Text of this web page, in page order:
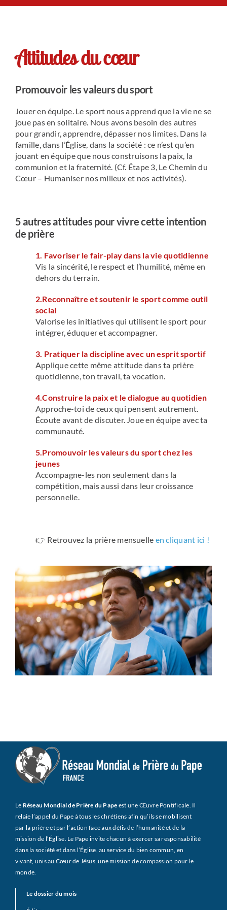
Prière universelle
News
Qui sommes-nous ?
Contact
Attitudes du cœur
Promouvoir les valeurs du sport
Jouer en équipe. Le sport nous apprend que la vie ne se
joue pas en solitaire. Nous avons besoin des autres
pour grandir, apprendre, dépasser nos limites. Dans la
famille, dans l’Église, dans la société : ce n’est qu’en
jouant en équipe que nous construisons la paix, la
communion et la fraternité. (Cf. Étape 3, Le Chemin du
Cœur – Humaniser nos milieux et nos activités).
5 autres attitudes pour vivre cette intention
de prière
1. Favoriser le fair-play dans la vie quotidienne
Vis la sincérité, le respect et l’humilité, même en
dehors du terrain.
2.Reconnaître et soutenir le sport comme outil
social
Valorise les initiatives qui utilisent le sport pour
intégrer, éduquer et accompagner.
3. Pratiquer la discipline avec un esprit sportif
Applique cette même attitude dans ta prière
quotidienne, ton travail, ta vocation.
4.Construire la paix et le dialogue au quotidien
Approche-toi de ceux qui pensent autrement.
Écoute avant de discuter. Joue en équipe avec ta
communauté.
5.Promouvoir les valeurs du sport chez les
jeunes
Accompagne-les non seulement dans la
compétition, mais aussi dans leur croissance
personnelle.
👉 Retrouvez la prière mensuelle en cliquant ici !
Le Réseau Mondial de Prière du Pape est une Œuvre Pontificale. Il
relaie l’appel du Pape à tous les chrétiens afin qu’ils se mobilisent
par la prière et par l’action face aux défis de l’humanité et de la
mission de l’Église. Le Pape invite chacun à exercer sa responsabilité
dans la société et dans l’Église, au service du bien commun, en
vivant, unis au Cœur de Jésus, une mission de compassion pour le
monde.
Le dossier du mois